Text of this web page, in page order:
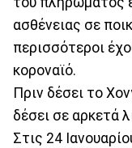
ασθένειας σε
περισσότεροι
κοροναϊό.
Πριν δέσει το
δέσει σε αρκετά
Στις 24